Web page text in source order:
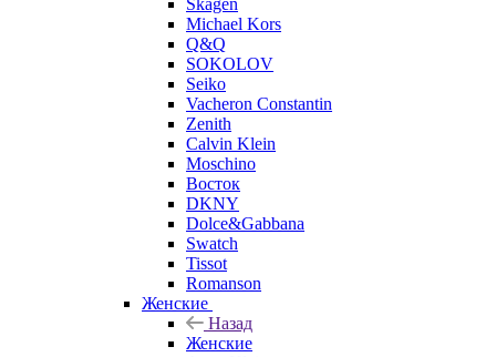
Skagen
Michael Kors
Q&Q
SOKOLOV
Seiko
Vacheron Constantin
Zenith
Calvin Klein
Moschino
Восток
DKNY
Dolce&Gabbana
Swatch
Tissot
Romanson
Женские
Назад
Женские